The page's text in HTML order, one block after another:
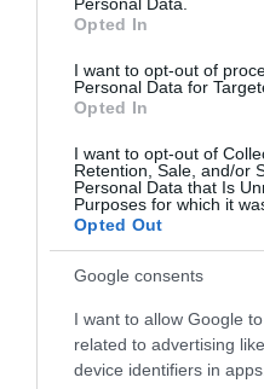
Opted In
I want to opt-out of
Personal Data for
Opted In
I want to opt-out of
Retention, Sale, and/or
Personal Data that Is
Purposes for which it
Opted Out
Google consents
I want to allow Google
related to advertising
device identifiers in apps.
10.05.2026
Λευκό, ροζέ ή
κάθε ποτήρι κρασί
Ποιο κρασί να